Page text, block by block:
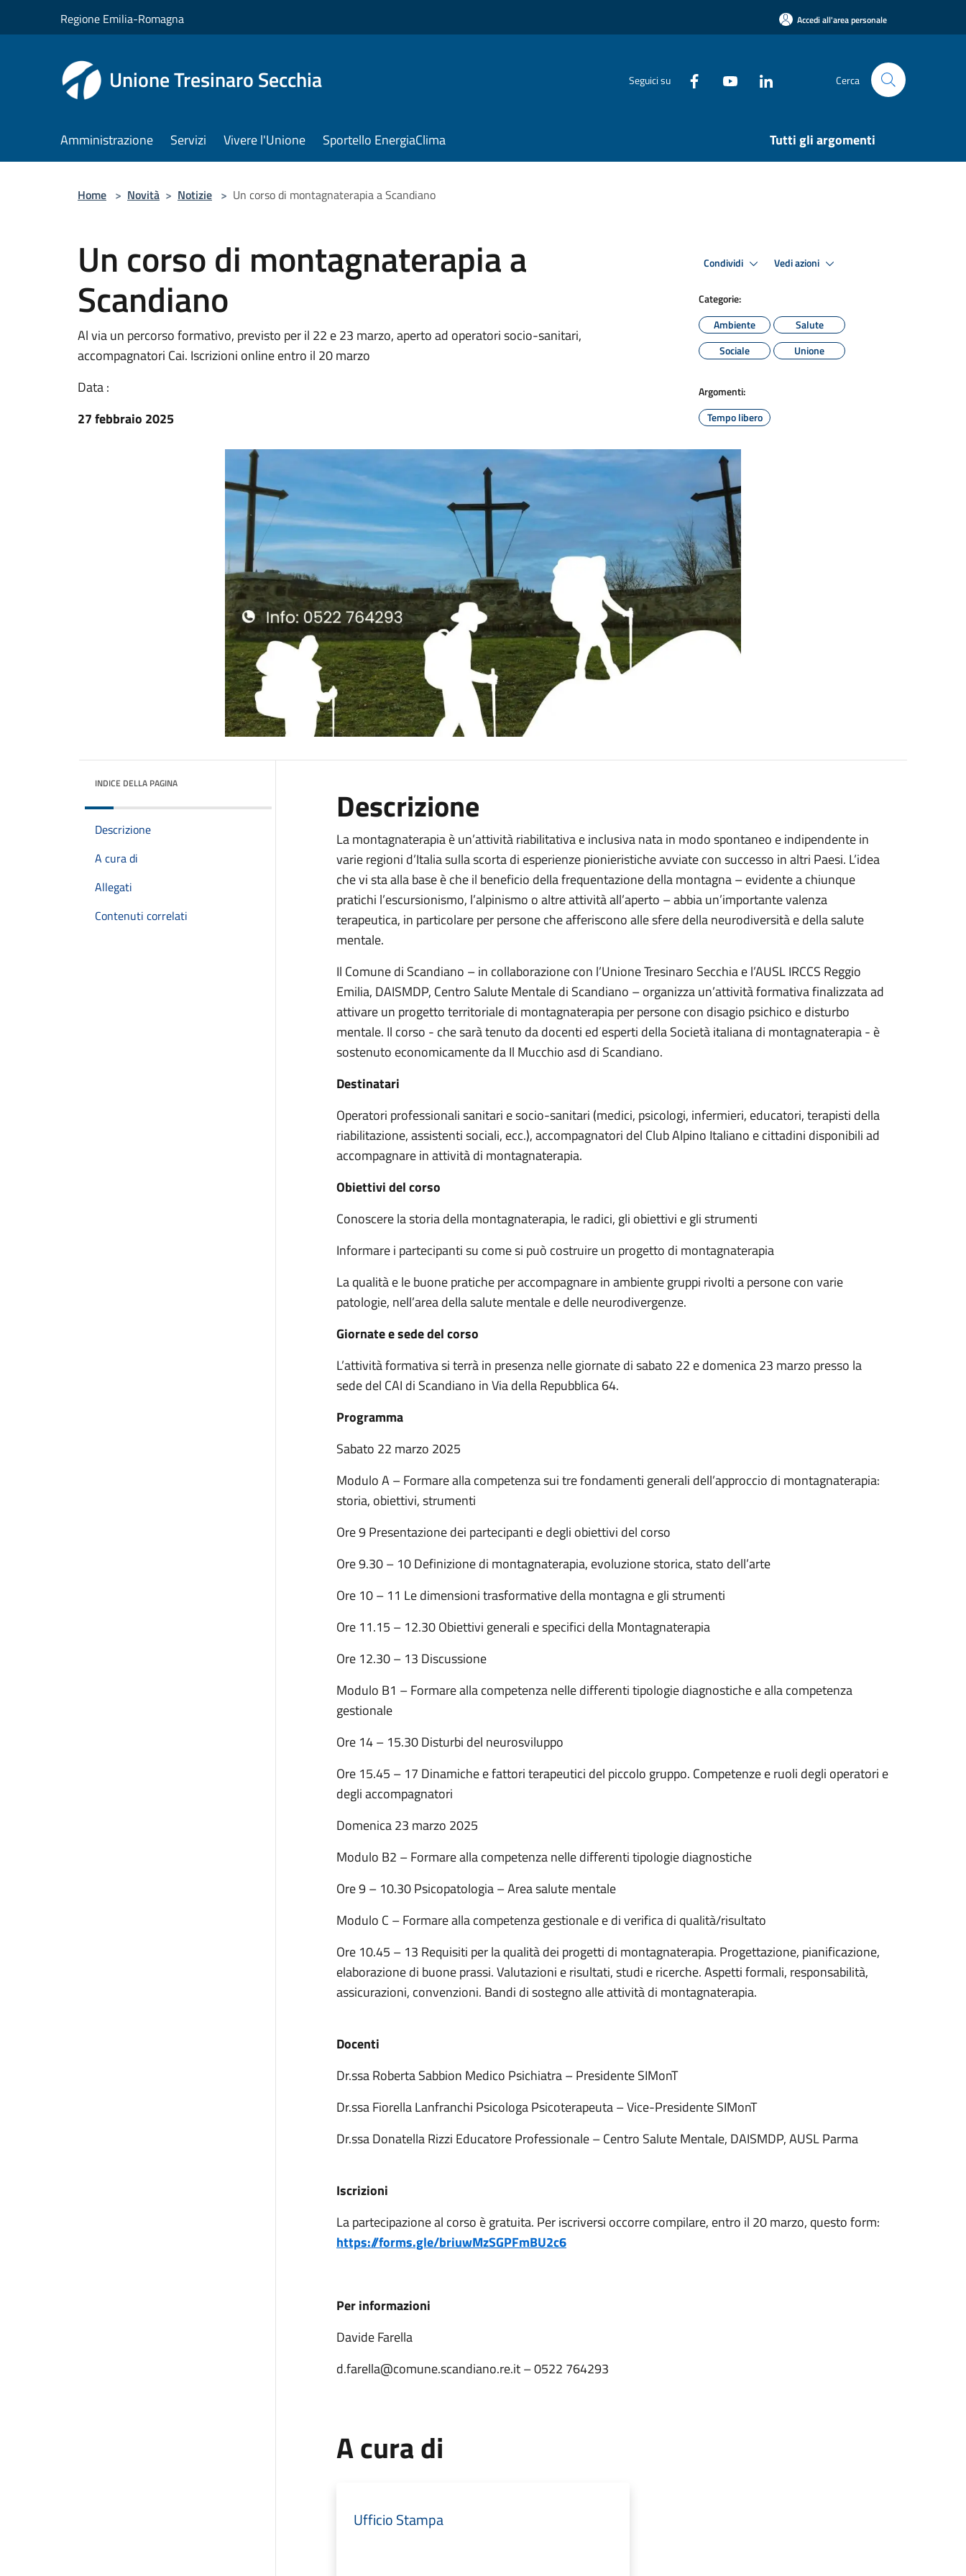
Regione Emilia-Romagna Accedi all'area personale
Unione Tresinaro Secchia Seguici su Cerca
Amministrazione Servizi Vivere l'Unione Sportello EnergiaClima Tutti gli argomenti
Home > Novità > Notizie > Un corso di montagnaterapia a Scandiano
Un corso di montagnaterapia a
Scandiano
Al via un percorso formativo, previsto per il 22 e 23 marzo, aperto ad operatori socio-sanitari,
accompagnatori Cai. Iscrizioni online entro il 20 marzo
Data :
27 febbraio 2025
Condividi Vedi azioni
Categorie:
Ambiente
Salute
Sociale
Unione
Argomenti:
Tempo libero
INDICE DELLA PAGINA
Descrizione
A cura di
Allegati
Contenuti correlati
Descrizione
La montagnaterapia è un’attività riabilitativa e inclusiva nata in modo spontaneo e indipendente in
varie regioni d’Italia sulla scorta di esperienze pionieristiche avviate con successo in altri Paesi. L’idea
che vi sta alla base è che il beneficio della frequentazione della montagna – evidente a chiunque
pratichi l’escursionismo, l’alpinismo o altre attività all’aperto – abbia un’importante valenza
terapeutica, in particolare per persone che afferiscono alle sfere della neurodiversità e della salute
mentale.
Il Comune di Scandiano – in collaborazione con l’Unione Tresinaro Secchia e l’AUSL IRCCS Reggio
Emilia, DAISMDP, Centro Salute Mentale di Scandiano – organizza un’attività formativa finalizzata ad
attivare un progetto territoriale di montagnaterapia per persone con disagio psichico e disturbo
mentale. Il corso - che sarà tenuto da docenti ed esperti della Società italiana di montagnaterapia - è
sostenuto economicamente da Il Mucchio asd di Scandiano.
Destinatari
Operatori professionali sanitari e socio-sanitari (medici, psicologi, infermieri, educatori, terapisti della
riabilitazione, assistenti sociali, ecc.), accompagnatori del Club Alpino Italiano e cittadini disponibili ad
accompagnare in attività di montagnaterapia.
Obiettivi del corso
Conoscere la storia della montagnaterapia, le radici, gli obiettivi e gli strumenti
Informare i partecipanti su come si può costruire un progetto di montagnaterapia
La qualità e le buone pratiche per accompagnare in ambiente gruppi rivolti a persone con varie
patologie, nell’area della salute mentale e delle neurodivergenze.
Giornate e sede del corso
L’attività formativa si terrà in presenza nelle giornate di sabato 22 e domenica 23 marzo presso la
sede del CAI di Scandiano in Via della Repubblica 64.
Programma
Sabato 22 marzo 2025
Modulo A – Formare alla competenza sui tre fondamenti generali dell’approccio di montagnaterapia:
storia, obiettivi, strumenti
Ore 9 Presentazione dei partecipanti e degli obiettivi del corso
Ore 9.30 – 10 Definizione di montagnaterapia, evoluzione storica, stato dell’arte
Ore 10 – 11 Le dimensioni trasformative della montagna e gli strumenti
Ore 11.15 – 12.30 Obiettivi generali e specifici della Montagnaterapia
Ore 12.30 – 13 Discussione
Modulo B1 – Formare alla competenza nelle differenti tipologie diagnostiche e alla competenza
gestionale
Ore 14 – 15.30 Disturbi del neurosviluppo
Ore 15.45 – 17 Dinamiche e fattori terapeutici del piccolo gruppo. Competenze e ruoli degli operatori e
degli accompagnatori
Domenica 23 marzo 2025
Modulo B2 – Formare alla competenza nelle differenti tipologie diagnostiche
Ore 9 – 10.30 Psicopatologia – Area salute mentale
Modulo C – Formare alla competenza gestionale e di verifica di qualità/risultato
Ore 10.45 – 13 Requisiti per la qualità dei progetti di montagnaterapia. Progettazione, pianificazione,
elaborazione di buone prassi. Valutazioni e risultati, studi e ricerche. Aspetti formali, responsabilità,
assicurazioni, convenzioni. Bandi di sostegno alle attività di montagnaterapia.
Docenti
Dr.ssa Roberta Sabbion Medico Psichiatra – Presidente SIMonT
Dr.ssa Fiorella Lanfranchi Psicologa Psicoterapeuta – Vice-Presidente SIMonT
Dr.ssa Donatella Rizzi Educatore Professionale – Centro Salute Mentale, DAISMDP, AUSL Parma
Iscrizioni
La partecipazione al corso è gratuita. Per iscriversi occorre compilare, entro il 20 marzo, questo form:
https://forms.gle/briuwMzSGPFmBU2c6
Per informazioni
Davide Farella
d.farella@comune.scandiano.re.it – 0522 764293
A cura di
Ufficio Stampa